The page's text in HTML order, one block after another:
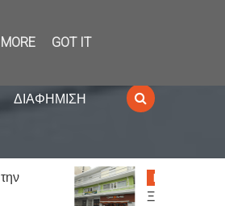
ΔΙΑΦΗΜΙΣΗ
Κυνηγετικός Σύλλογος
Ξεκίνησε η έκδοση
GOT IT